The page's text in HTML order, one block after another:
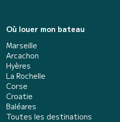
Où louer mon bateau
Marseille
Arcachon
Hyères
La Rochelle
Corse
Croatie
Baléares
Toutes les destinations